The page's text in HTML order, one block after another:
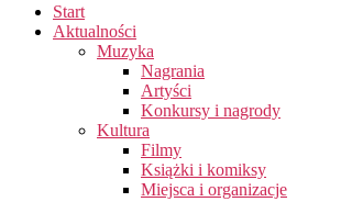
Start
Aktualności
Muzyka
Nagrania
Artyści
Konkursy i nagrody
Kultura
Filmy
Książki i komiksy
Miejsca i organizacje